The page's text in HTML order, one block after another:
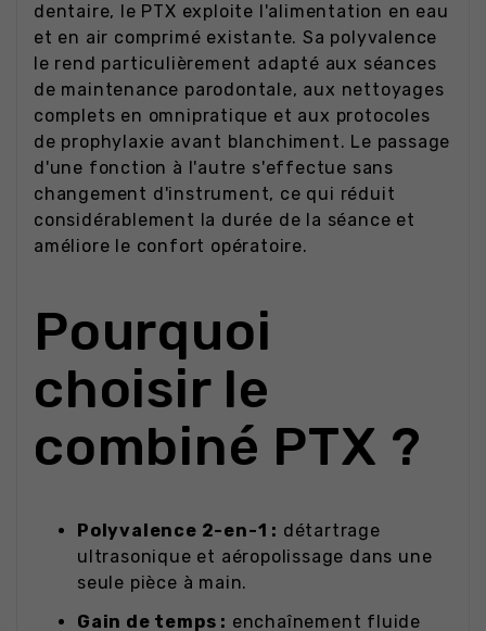
dentaire, le PTX exploite l'alimentation en eau
et en air comprimé existante. Sa polyvalence
le rend particulièrement adapté aux séances
de maintenance parodontale, aux nettoyages
complets en omnipratique et aux protocoles
de prophylaxie avant blanchiment. Le passage
d'une fonction à l'autre s'effectue sans
changement d'instrument, ce qui réduit
considérablement la durée de la séance et
améliore le confort opératoire.
Pourquoi
choisir le
combiné PTX ?
Polyvalence 2-en-1 : détartrage
ultrasonique et aéropolissage dans une
seule pièce à main.
Gain de temps : enchaînement fluide